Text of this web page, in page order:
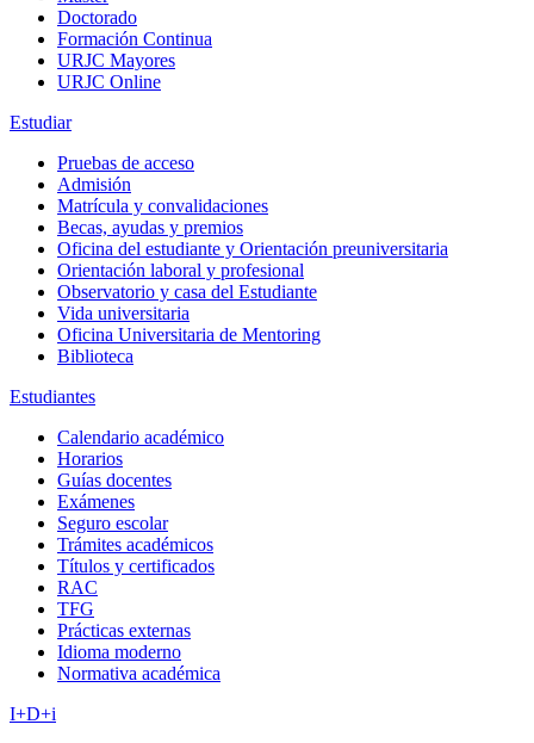
Doctorado
Formación Continua
URJC Mayores
URJC Online
Estudiar
Pruebas de acceso
Admisión
Matrícula y convalidaciones
Becas, ayudas y premios
Oficina del estudiante y Orientación preuniversitaria
Orientación laboral y profesional
Observatorio y casa del Estudiante
Vida universitaria
Oficina Universitaria de Mentoring
Biblioteca
Estudiantes
Calendario académico
Horarios
Guías docentes
Exámenes
Seguro escolar
Trámites académicos
Títulos y certificados
RAC
TFG
Prácticas externas
Idioma moderno
Normativa académica
I+D+i